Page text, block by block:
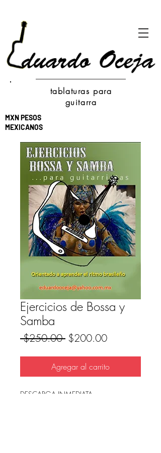
tablaturas para
guitarra
MXN PESOS
MEXICANOS
Ejercicios de Bossa y
Samba
$250.00 Precio
$200.00Precio
oferta
Agregar al carrito
DESCARGA INMEDIATA